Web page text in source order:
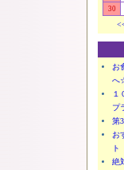
30
お
へ
１
プ
第
お
絶